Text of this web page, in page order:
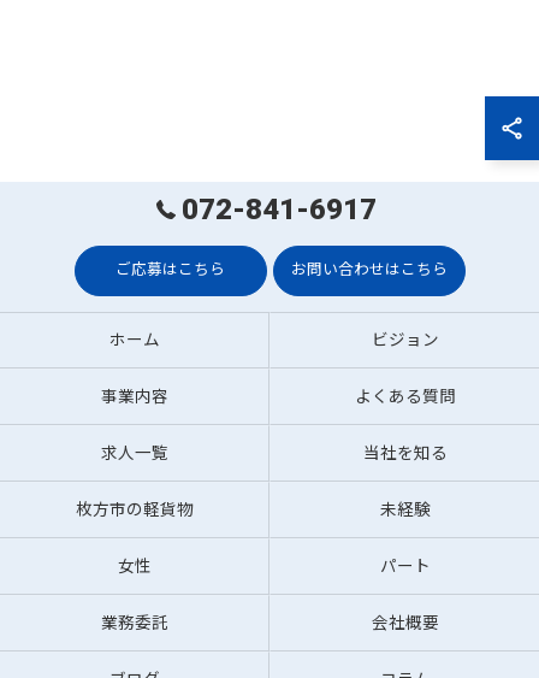
072-841-6917
ご応募はこちら お問い合わせはこちら
ホーム ビジョン
事業内容 よくある質問
求人一覧 当社を知る
枚方市の軽貨物 未経験
女性 パート
業務委託 会社概要